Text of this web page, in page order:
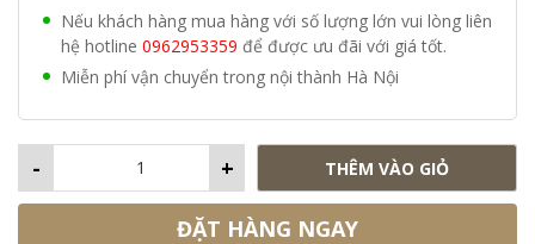
Nếu khách hàng mua hàng với số lượng lớn vui lòng liên
hệ hotline 0962953359 để được ưu đãi với giá tốt.
Miễn phí vận chuyển trong nội thành Hà Nội
+
- THÊM VÀO GIỎ
ĐẶT HÀNG NGAY